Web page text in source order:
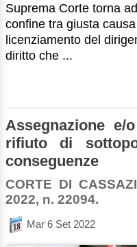
Suprema Corte torna
confine tra giusta
licenziamento del
diritto che ...
Assegnazione
rifiuto di
conseguenze
CORTE DI
2022, n. 22094.
Mar 6 Set 2022